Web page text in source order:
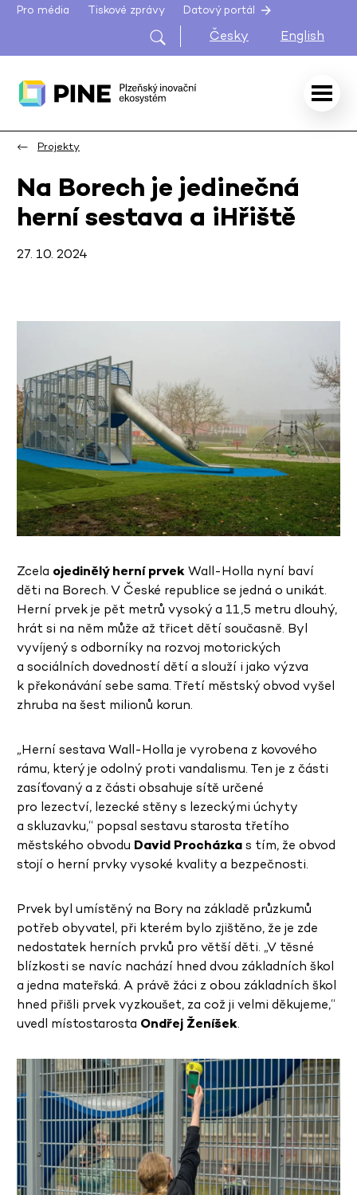
Pro média Tiskové zprávy Datový portál
Česky English
Projekty
Na Borech je jedinečná
herní sestava a iHřiště
27. 10. 2024
Zcela ojedinělý herní prvekWall-Holla nyní baví
děti na Borech. V České republice se jedná o unikát.
Herní prvek je pět metrů vysoký a 11,5 metru dlouhý,
hrát si na něm může až třicet dětí současně. Byl
vyvíjený s odborníky na rozvoj motorických
a sociálních dovedností dětí a slouží i jako výzva
k překonávání sebe sama. Třetí městský obvod vyšel
zhruba na šest milionů korun.
„Herní sestava Wall-Holla je vyrobena z kovového
rámu, který je odolný proti vandalismu. Ten je z části
zasíťovaný a z části obsahuje sítě určené
pro lezectví, lezecké stěny s lezeckými úchyty
a skluzavku,“ popsal sestavu starosta třetího
městského obvodu David Procházkas tím, že obvod
stojí o herní prvky vysoké kvality a bezpečnosti.
Prvek byl umístěný na Bory na základě průzkumů
potřeb obyvatel, při kterém bylo zjištěno, že je zde
nedostatek herních prvků pro větší děti. „V těsné
blízkosti se navíc nachází hned dvou základních škol
a jedna mateřská. A právě žáci z obou základních škol
hned přišli prvek vyzkoušet, za což ji velmi děkujeme,“
uvedl místostarosta Ondřej Ženíšek.